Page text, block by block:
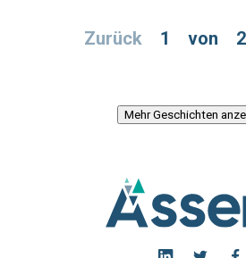
Zurück 1 von 2
Mehr Geschichten